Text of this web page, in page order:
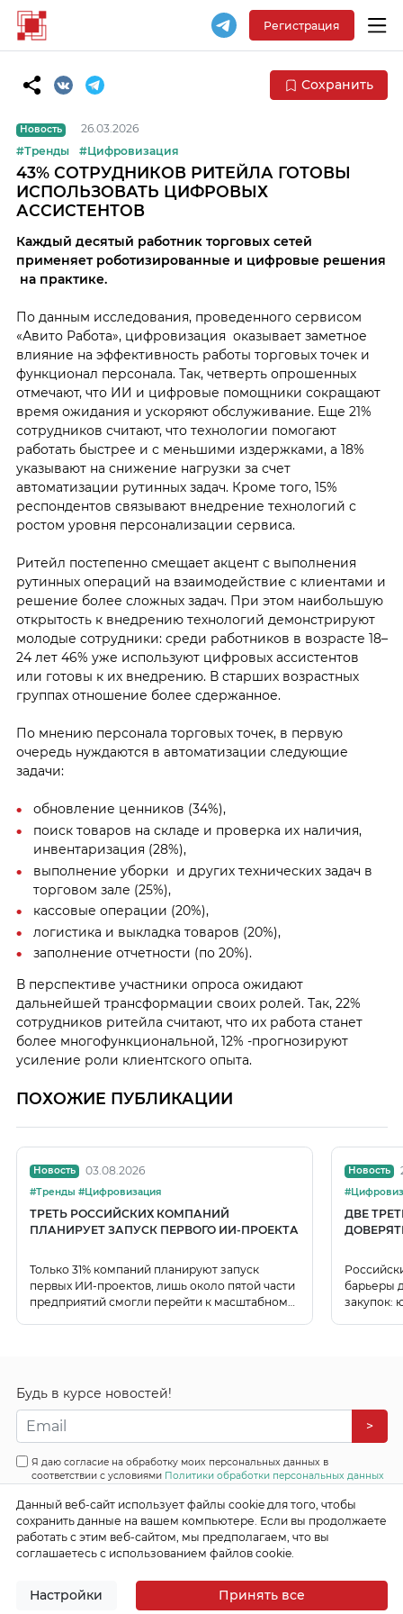
Регистрация
Сохранить
Новость
26.03.2026
#Тренды
#Цифровизация
43% СОТРУДНИКОВ РИТЕЙЛА ГОТОВЫ
ИСПОЛЬЗОВАТЬ ЦИФРОВЫХ
АССИСТЕНТОВ
Каждый десятый работник торговых сетей
применяет роботизированные и цифровые решения
на практике.
По данным исследования, проведенного сервисом
«Авито Работа», цифровизация оказывает заметное
влияние на эффективность работы торговых точек и
функционал персонала. Так, четверть опрошенных
отмечают, что ИИ и цифровые помощники сокращают
время ожидания и ускоряют обслуживание. Еще 21%
сотрудников считают, что технологии помогают
работать быстрее и с меньшими издержками, а 18%
указывают на снижение нагрузки за счет
автоматизации рутинных задач. Кроме того, 15%
респондентов связывают внедрение технологий с
ростом уровня персонализации сервиса.
Ритейл постепенно смещает акцент с выполнения
рутинных операций на взаимодействие с клиентами и
решение более сложных задач. При этом наибольшую
открытость к внедрению технологий демонстрируют
молодые сотрудники: среди работников в возрасте 18–
24 лет 46% уже используют цифровых ассистентов
или готовы к их внедрению. В старших возрастных
группах отношение более сдержанное.
По мнению персонала торговых точек, в первую
очередь нуждаются в автоматизации следующие
задачи:
обновление ценников (34%),
поиск товаров на складе и проверка их наличия,
инвентаризация (28%),
выполнение уборки и других технических задач в
торговом зале (25%),
кассовые операции (20%),
логистика и выкладка товаров (20%),
заполнение отчетности (по 20%).
В перспективе участники опроса ожидают
дальнейшей трансформации своих ролей. Так, 22%
сотрудников ритейла считают, что их работа станет
более многофункциональной, 12% -прогнозируют
усиление роли клиентского опыта.
ПОХОЖИЕ ПУБЛИКАЦИИ
Новость 03.08.2026
#Тренды #Цифровизация
ТРЕТЬ РОССИЙСКИХ КОМПАНИЙ
ПЛАНИРУЕТ ЗАПУСК ПЕРВОГО ИИ-ПРОЕКТА
Только 31% компаний планируют запуск
первых ИИ-проектов, лишь около пятой части
предприятий смогли перейти к масштабному
Новость
ДВЕ
барьеры
закупок:
Будь в курсе новостей!
>
Я даю согласие на обработку моих персональных данных в
соответствии с условиями Политики обработки персональных данных
Все права защищены
© 2026 Эффективные бизнес системы
Данный веб-сайт использует файлы cookie для того, чтобы
сохранить данные на вашем компьютере. Если вы продолжаете
работать с этим веб-сайтом, мы предполагаем, что вы
соглашаетесь с использованием файлов cookie.
Настройки Принять все